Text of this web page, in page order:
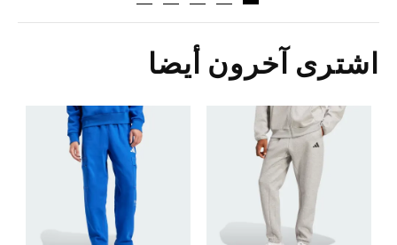
اشترى آخرون أيضا
Price Reduced From
To